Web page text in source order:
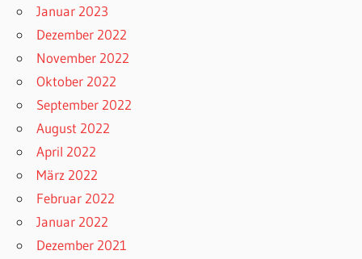
Januar 2023
Dezember 2022
November 2022
Oktober 2022
September 2022
August 2022
April 2022
März 2022
Februar 2022
Januar 2022
Dezember 2021